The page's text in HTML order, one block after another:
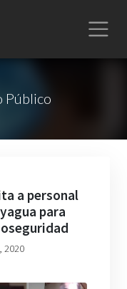
Público
a personal
para
2020